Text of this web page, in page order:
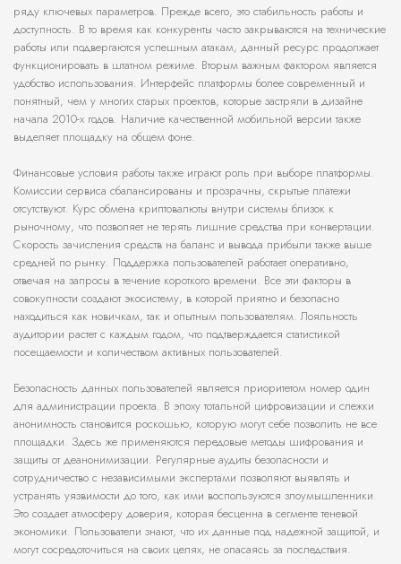
ряду ключевых параметров. Прежде всего, это стабильность работы и
доступность. В то время как конкуренты часто закрываются на технические
работы или подвергаются успешным атакам, данный ресурс продолжает
функционировать в штатном режиме. Вторым важным фактором является
удобство использования. Интерфейс платформы более современный и
понятный, чем у многих старых проектов, которые застряли в дизайне
начала 2010-х годов. Наличие качественной мобильной версии также
выделяет площадку на общем фоне.
Финансовые условия работы также играют роль при выборе платформы.
Комиссии сервиса сбалансированы и прозрачны, скрытые платежи
отсутствуют. Курс обмена криптовалюты внутри системы близок к
рыночному, что позволяет не терять лишние средства при конвертации.
Скорость зачисления средств на баланс и вывода прибыли также выше
средней по рынку. Поддержка пользователей работает оперативно,
отвечая на запросы в течение короткого времени. Все эти факторы в
совокупности создают экосистему, в которой приятно и безопасно
находиться как новичкам, так и опытным пользователям. Лояльность
аудитории растет с каждым годом, что подтверждается статистикой
посещаемости и количеством активных пользователей.
Безопасность данных пользователей является приоритетом номер один
для администрации проекта. В эпоху тотальной цифровизации и слежки
анонимность становится роскошью, которую могут себе позволить не все
площадки. Здесь же применяются передовые методы шифрования и
защиты от деанонимизации. Регулярные аудиты безопасности и
сотрудничество с независимыми экспертами позволяют выявлять и
устранять уязвимости до того, как ими воспользуются злоумышленники.
Это создает атмосферу доверия, которая бесценна в сегменте теневой
экономики. Пользователи знают, что их данные под надежной защитой, и
могут сосредоточиться на своих целях, не опасаясь за последствия.